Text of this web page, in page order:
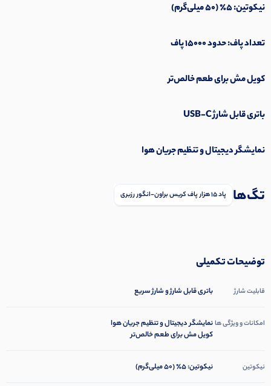
نیکوتین: ۵٪ (۵۰ میلی‌گرم)
تعداد پاف: حدود ۱۵۰۰۰ پاف
کویل مش برای طعم خالص‌تر
باتری قابل شارژ USB-C
نمایشگر دیجیتال و تنظیم جریان هوا
تگ‌ها پاد 15 هزار پاف کریس براون-انگور رزبری
توضیحات تکمیلی
قابلیت شارژ باتری قابل شارژ و شارژ سریع
امکانات و ویژگی هانمایشگر دیجیتال و تنظیم جریان هوا
کویل مش برای طعم خالص‌تر
نیکوتین نیکوتین: ۵٪ (۵۰ میلی‌گرم)